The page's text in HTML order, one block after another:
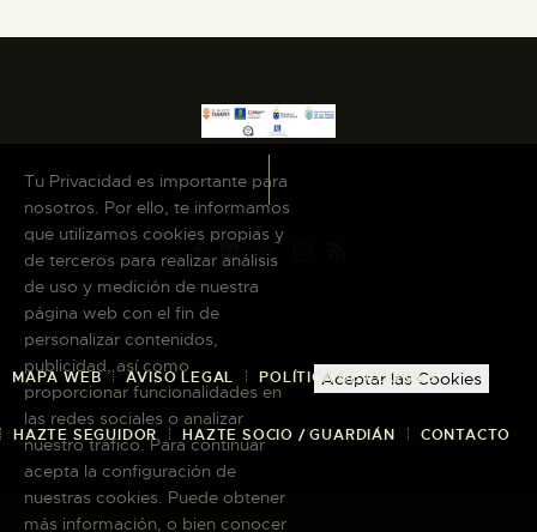
MAPA WEB AVISO LEGAL POLÍTICA DE COOKIES
HAZTE SEGUIDOR HAZTE SOCIO / GUARDIÁN CONTACTO
Tu Privacidad es importante para
nosotros. Por ello, te informamos
que utilizamos cookies propias y
de terceros para realizar análisis
de uso y medición de nuestra
página web con el fin de
personalizar contenidos,
publicidad, así como
proporcionar funcionalidades en
las redes sociales o analizar
nuestro tráfico. Para continuar
acepta la configuración de
nuestras cookies. Puede obtener
más información, o bien conocer
Aceptar las Cookies